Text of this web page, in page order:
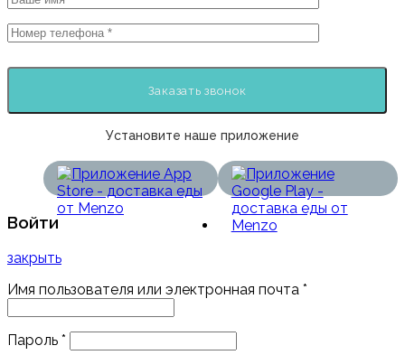
Установите наше приложение
Войти
закрыть
Имя пользователя или электронная почта *
Пароль *